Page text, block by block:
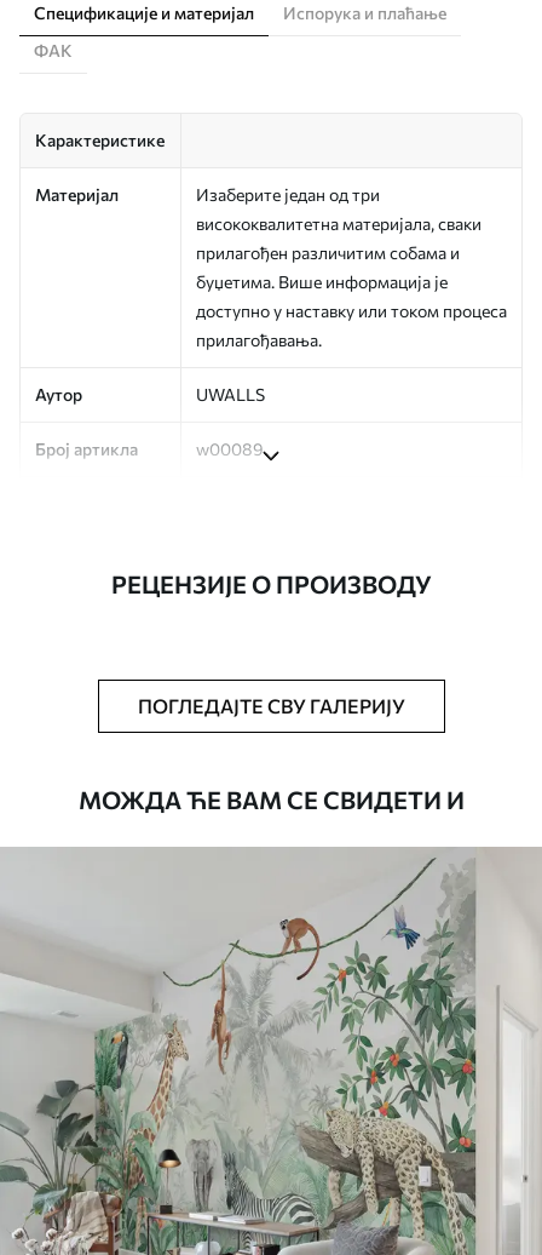
Спецификације и материјал
Испорука и плаћање
ФАК
Карактеристике
Материјал
Изаберите један од три
висококвалитетна материјала, сваки
прилагођен различитим собама и
буџетима. Више информација је
доступно у наставку или током процеса
прилагођавања.
Аутор UWALLS
Број артикла w00089
Тапета се може нежно очистити меким
сунђером. Позадине са завршном
водом.
Стандард
4472 2683.45 RSD /m²
Премиум
5525.003315.00 RSD/m²
Премиум
6333.333800.00RSD/m²
РЕЦЕНЗИЈЕ О ПРОИЗВОДУ
ПОГЛЕДАЈТЕ СВУ ГАЛЕРИЈУ
МОЖДА ЋЕ ВАМ СЕ СВИДЕТИ И